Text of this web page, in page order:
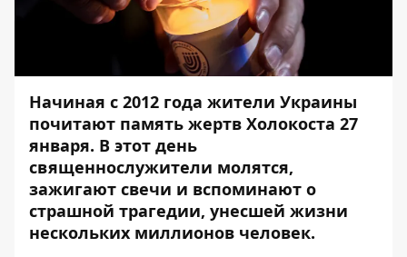
Начиная с 2012 года жители Украины
почитают память жертв Холокоста 27
января. В этот день
священнослужители молятся,
зажигают свечи и вспоминают о
страшной трагедии, унесшей жизни
нескольких миллионов человек.